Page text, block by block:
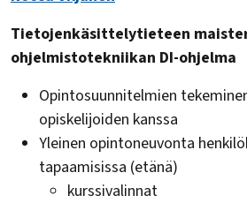
Tietojenkäsittelytieteen
ohjelmistotekniikan DI-ohjelma
Opintosuunnitelmien
opiskelijoiden kanssa
Yleinen opintoneuvonta
tapaamisissa (etänä)
kurssivalinnat